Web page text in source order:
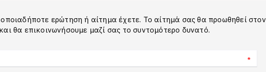
οποιαδήποτε ερώτηση ή αίτημα έχετε. Το αίτημά σας θα προωθηθεί στον
θα επικοινωνήσουμε μαζί σας το συντομότερο δυνατό.
*